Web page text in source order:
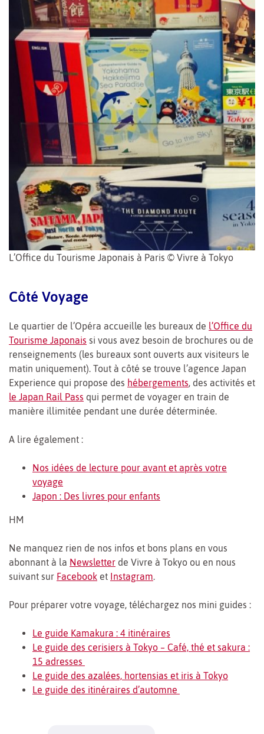
L’Office du Tourisme Japonais à Paris © Vivre à Tokyo
Côté Voyage
Le quartier de l’Opéra accueille les bureaux de l’Office du
Tourisme Japonais si vous avez besoin de brochures ou de
renseignements (les bureaux sont ouverts aux visiteurs le
matin uniquement). Tout à côté se trouve l’agence Japan
Experience qui propose des hébergements, des activités et
le Japan Rail Pass qui permet de voyager en train de
manière illimitée pendant une durée déterminée.
A lire également :
Nos idées de lecture pour avant et après votre
voyage
Japon : Des livres pour enfants
HM
Ne manquez rien de nos infos et bons plans en vous
abonnant à la Newsletter de Vivre à Tokyo ou en nous
suivant sur Facebook et Instagram.
Pour préparer votre voyage, téléchargez nos mini guides :
Le guide Kamakura : 4 itinéraires
Le guide des cerisiers à Tokyo – Café, thé et sakura :
15 adresses
Le guide des azalées, hortensias et iris à Tokyo
Le guide des itinéraires d’automne